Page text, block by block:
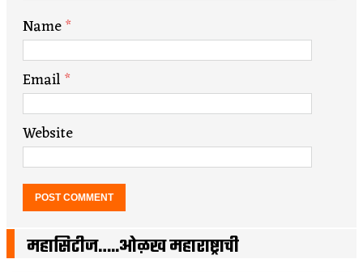
Name*
Email*
Website
महासिटीज…..ओळख महाराष्ट्राची